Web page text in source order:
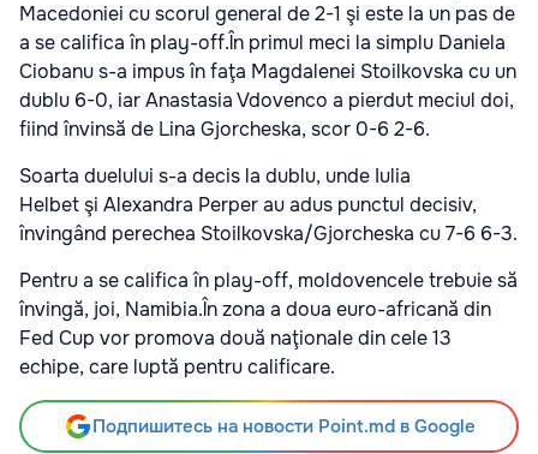
Macedoniei cu scorul general de 2-1 şi este la un pas de
a se califica în play-off.În primul meci la simplu Daniela
Ciobanus-a impus în faţa Magdalenei Stoilkovska cu un
dublu 6-0, iarAnastasia Vdovenco a pierdut meciul doi,
fiind învinsă de Lina Gjorcheska, scor 0-6 2-6.
Soarta duelului s-a decis la dublu, unde Iulia
Helbet şi Alexandra Perper au adus punctul decisiv,
învingând perechea Stoilkovska/Gjorcheska cu 7-6 6-3.
Pentru a se califica în play-off, moldovencele trebuie să
învingă, joi, Namibia.În zona a doua euro-africană din
Fed Cup vor promova două naţionale din cele 13
echipe, care luptă pentru calificare.
Подпишитесь на новости Point.md в Google